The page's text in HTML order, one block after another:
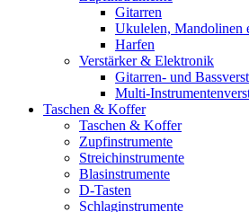
Gitarren
Ukulelen, Mandolinen
Harfen
Verstärker & Elektronik
Gitarren- und
Multi-
Taschen & Koffer
Taschen & Koffer
Zupfinstrumente
Streichinstrumente
Blasinstrumente
D-Tasten
Schlaginstrumente